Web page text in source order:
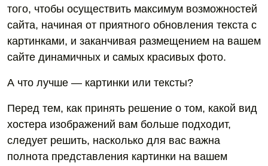
того, чтобы осуществить максимум возможностей
сайта, начиная от приятного обновления текста с
картинками, и заканчивая размещением на вашем
сайте динамичных и самых красивых фото.
А что лучше — картинки или тексты?
Перед тем, как принять решение о том, какой вид
хостера изображений вам больше подходит,
следует решить, насколько для вас важна
полнота представления картинки на вашем